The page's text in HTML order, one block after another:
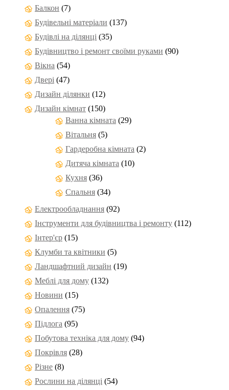
Балкон (7)
Будівельні матеріали (137)
Будівлі на ділянці (35)
Будівництво і ремонт своїми руками (90)
Вікна (54)
Двері (47)
Дизайн ділянки (12)
Дизайн кімнат (150)
Ванна кімната (29)
Вітальня (5)
Гардеробна кімната (2)
Дитяча кімната (10)
Кухня (36)
Спальня (34)
Електрообладнання (92)
Інструменти для будівництва і ремонту (112)
Інтер'єр (15)
Клумби та квітники (5)
Ландшафтний дизайн (19)
Меблі для дому (132)
Новини (15)
Опалення (75)
Підлога (95)
Побутова техніка для дому (94)
Покрівля (28)
Різне (8)
Рослини на ділянці (54)